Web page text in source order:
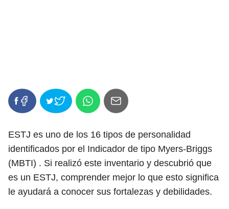
ESTJ es uno de los 16 tipos de personalidad
identificados por el Indicador de tipo Myers-Briggs
(MBTI) . Si realizó este inventario y descubrió que
es un ESTJ, comprender mejor lo que esto significa
le ayudará a conocer sus fortalezas y debilidades.